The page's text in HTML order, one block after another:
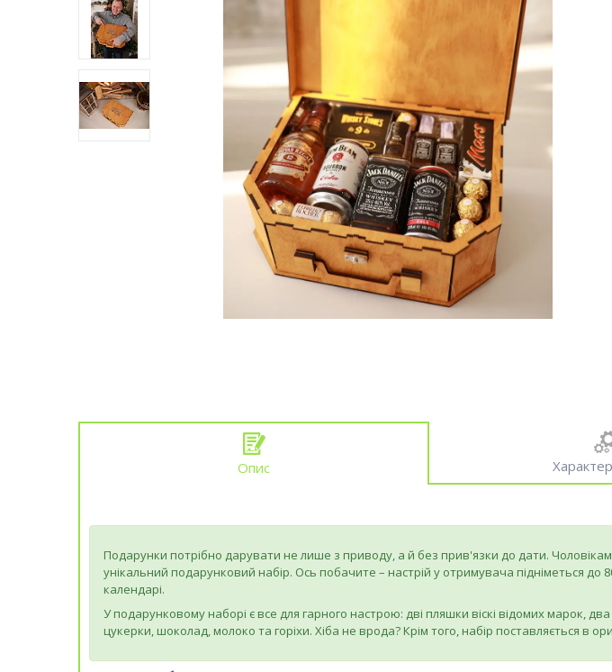
Опис
Подарунки потрібно дарувати не лише з приводу, а й без прив'язки до дати.
унікальний подарунковий набір. Ось побачите – настрій у отримувача підніметься
календарі.
У подарунковому наборі є все для гарного настрою: дві пляшки віскі відомих марок,
цукерки, шоколад, молоко та горіхи. Хіба не врода? Крім того, набір поставляється в